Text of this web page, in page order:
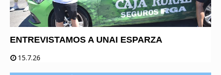
ENTREVISTAMOS A UNAI ESPARZA
15.7.26